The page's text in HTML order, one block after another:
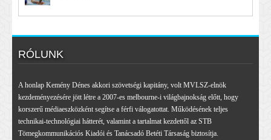
RÓLUNK
A honlap Kemény Dénes akkori szövetségi kapitány, volt MVLSZ-elnök
kezdeményezésére jött létre a 2007-es melbourne-i világbajnokság előtt, hogy
korszerű médiaeszközként segítse a férfi válogatottat. Működésének teljes
technikai-technológiai hátterét, valamint a tartalmat kezdettől az STB
Tömegkommunikációs Kiadói és Tanácsadó Betéti Társaság biztosítja.